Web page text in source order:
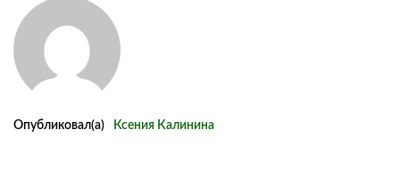
Опубликовал(а) Ксения Калинина